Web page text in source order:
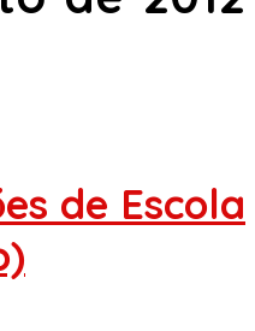
de Escola